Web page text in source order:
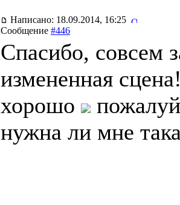
Написано: 18.09.2014, 16:25
Сообщение #446
Спасибо, совсем
измененная
хорошо
нужна ли мне